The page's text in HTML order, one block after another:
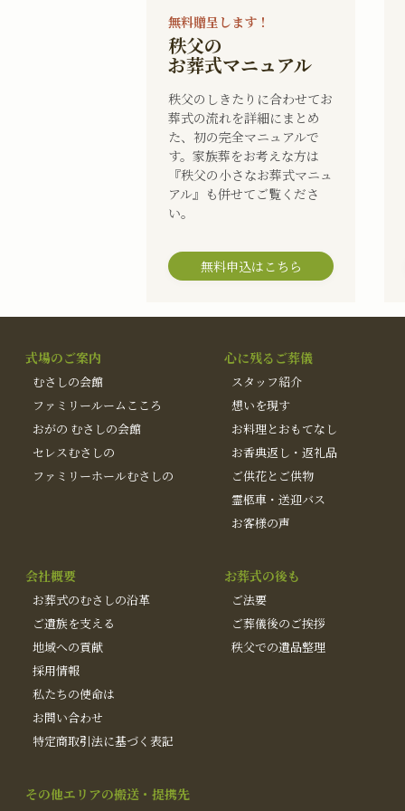
無料贈呈します！
秩父の
お葬式マニュアル
秩父のしきたりに合わせてお
葬式の流れを詳細にまとめ
た、初の完全マニュアルで
す。家族葬をお考えな方は
『秩父の小さなお葬式マニュ
アル』も併せてご覧くださ
い。
無料申込はこちら
式場のご案内
むさしの会館
ファミリールームこころ
おがの むさしの会館
セレスむさしの
ファミリーホールむさしの
心に残るご葬儀
スタッフ紹介
想いを現す
お料理とおもてなし
お香典返し・返礼品
ご供花とご供物
霊柩車・送迎バス
お客様の声
会社概要
お葬式のむさしの沿革
ご遺族を支える
地域への貢献
採用情報
私たちの使命は
お問い合わせ
特定商取引法に基づく表記
お葬式の後も
ご法要
ご葬儀後のご挨拶
秩父での遺品整理
その他エリアの搬送・提携先